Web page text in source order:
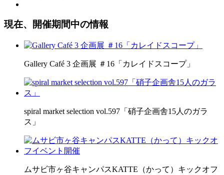
現在、開催期間中の情報
Gallery Café 3 企画展 ＃16「カレイドスコープ」
spiral market selection vol.597「硝子企画舎15人のガラ
ス」
ムサビ市ヶ谷キャンパスKATTE（かって）キックオフ